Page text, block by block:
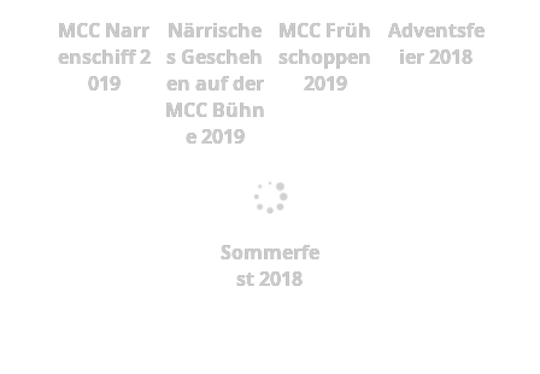
MCC Narr
enschiff 2
019
Närrische
s Gescheh
en auf der
MCC Bühn
e 2019
MCC Früh
schoppen
2019
Adventsfe
ier 2018
Sommerfe
st 2018